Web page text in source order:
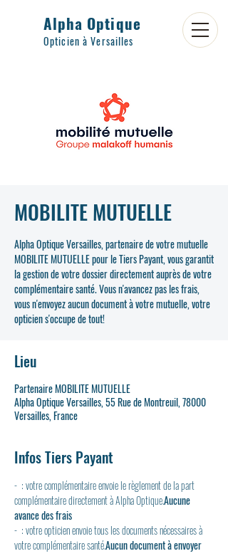
Alpha Optique
Opticien à Versailles
MOBILITE MUTUELLE
Alpha Optique Versailles, partenaire de votre mutuelle
MOBILITE MUTUELLE pour le Tiers Payant, vous garantit
la gestion de votre dossier directement auprès de votre
complémentaire santé. Vous n'avancez pas les frais,
vous n'envoyez aucun document à votre mutuelle, votre
opticien s'occupe de tout!
Lieu
Partenaire MOBILITE MUTUELLE
Alpha Optique Versailles, 55 Rue de Montreuil, 78000
Versailles, France
Infos Tiers Payant
- : votre complémentaire envoie le règlement de la part
complémentaire directement à Alpha Optique.Aucune
avance des frais
- : votre opticien envoie tous les documents nécessaires à
votre complémentaire santé.Aucun document à envoyer